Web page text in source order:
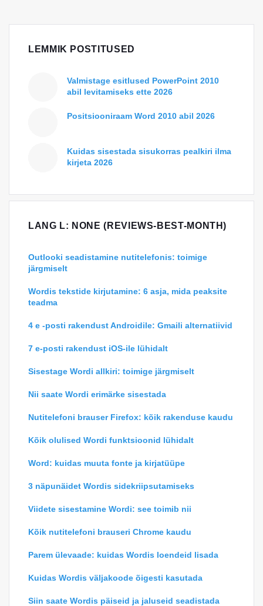
LEMMIK POSTITUSED
Valmistage esitlused PowerPoint 2010
abil levitamiseks ette 2026
Positsiooniraam Word 2010 abil 2026
Kuidas sisestada sisukorras pealkiri ilma
kirjeta 2026
LANG L: NONE (REVIEWS-BEST-MONTH)
Outlooki seadistamine nutitelefonis: toimige
järgmiselt
Wordis tekstide kirjutamine: 6 asja, mida peaksite
teadma
4 e -posti rakendust Androidile: Gmaili alternatiivid
7 e-posti rakendust iOS-ile lühidalt
Sisestage Wordi allkiri: toimige järgmiselt
Nii saate Wordi erimärke sisestada
Nutitelefoni brauser Firefox: kõik rakenduse kaudu
Kõik olulised Wordi funktsioonid lühidalt
Word: kuidas muuta fonte ja kirjatüüpe
3 näpunäidet Wordis sidekriipsutamiseks
Viidete sisestamine Wordi: see toimib nii
Kõik nutitelefoni brauseri Chrome kaudu
Parem ülevaade: kuidas Wordis loendeid lisada
Kuidas Wordis väljakoode õigesti kasutada
Siin saate Wordis päiseid ja jaluseid seadistada